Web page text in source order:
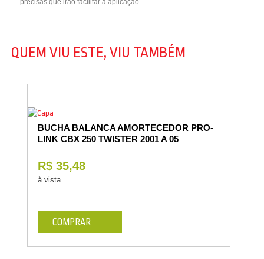
precisas que irão facilitar a aplicação.
QUEM VIU ESTE, VIU TAMBÉM
BUCHA BALANCA AMORTECEDOR PRO-
LINK CBX 250 TWISTER 2001 A 05
R$ 35,48
à vista
COMPRAR